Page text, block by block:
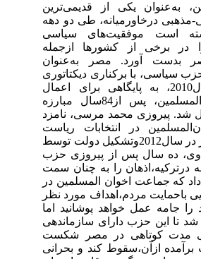
به‌عنوان یکی از قدیمی‌ترین
درخاورمیانه، طی دو دهه
است موفقیت‌های سیاسی
برخی از کشورها از‌جمله
بدست آورد. مصر به‌عنوان
سیاسی، با برکناری دیکتاتوری
نظامی درسال2010، به پایگاهی برای اعمال
قدرت اخوان‌المسلمین، پس از84‌سال مبارزه
شد. پیروزی محمد مرسی، نامزد
در انتخابات ریاست
جمهوری مصر در سال2012وتشکیل دولت توسط
ده سال پس از پیروزی حزب
را به چنان سمت
که جماعت اخوان المسلمین در
باحمایت مردم،اهداف مورد نظر
جامه عمل خواهد پوشانید اما
تا این حزب دارای سازماندهی
مدت کوتاهی در مصر شکست
از‌آن،سقوط کند و بحرانی